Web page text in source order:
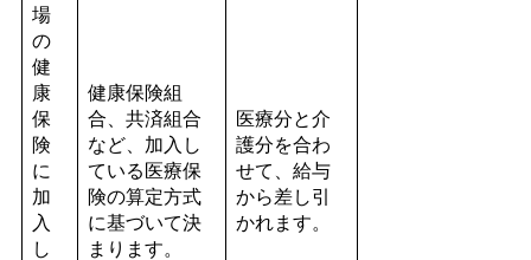
場
の
健
康
保
険
に
加
入
し
健康保険組
合、共済組合
など、加入し
ている医療保
険の算定方式
に基づいて決
まります。
医療分と介
護分を合わ
せて、給与
から差し引
かれます。